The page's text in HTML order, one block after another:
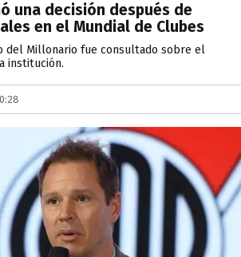
una decisión después de
en el Mundial de Clubes
del Millonario fue consultado sobre el
institución.